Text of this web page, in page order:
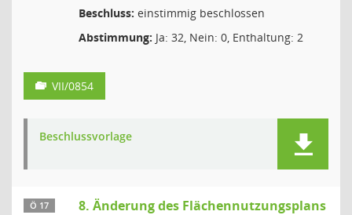
Beschluss: einstimmig beschlossen
Abstimmung: Ja: 32, Nein: 0, Enthaltung: 2
VII/0854
Beschlussvorlage
Ö 17
8. Änderung des Flächennutzungsplans